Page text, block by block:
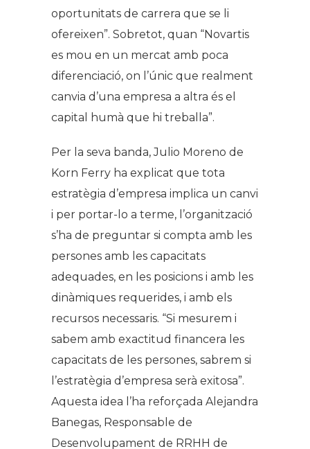
oportunitats de carrera que se li
ofereixen”. Sobretot, quan “Novartis
es mou en un mercat amb poca
diferenciació, on l’únic que realment
canvia d’una empresa a altra és el
capital humà que hi treballa”.
Per la seva banda, Julio Moreno de
Korn Ferry ha explicat que tota
estratègia d’empresa implica un canvi
i per portar-lo a terme, l’organització
s’ha de preguntar si compta amb les
persones amb les capacitats
adequades, en les posicions i amb les
dinàmiques requerides, i amb els
recursos necessaris. “Si mesurem i
sabem amb exactitud financera les
capacitats de les persones, sabrem si
l’estratègia d’empresa serà exitosa”.
Aquesta idea l’ha reforçada Alejandra
Banegas, Responsable de
Desenvolupament de RRHH de